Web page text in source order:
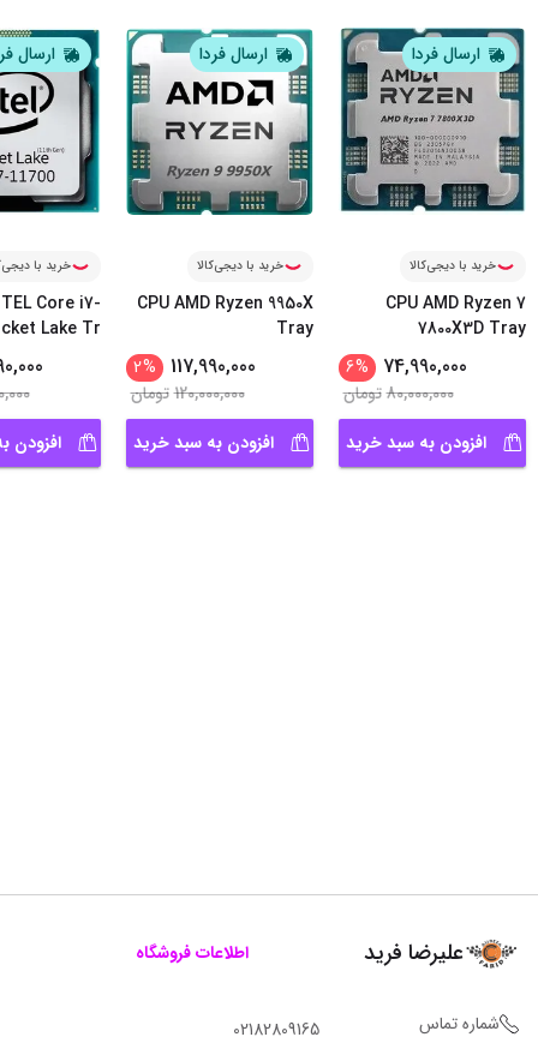
ارسال فردا
خرید با دیجی‌کالا
CPU AMD Ryzen 7
7800X3D Tray
74,990,000
%
6
80,000,000تومان
افزودن به سبد خرید
ارسال فردا
خرید با دیجی‌کالا
CPU AMD Ryzen 9950X
Tray
117,990,000
%
2
120,000,000تومان
افزودن به سبد خرید
ارسال
خرید با
Core i7-
Lake Tr
افزودن
علیرضا فرید اطلاعات فروشگاه
شماره تماس 02182809165